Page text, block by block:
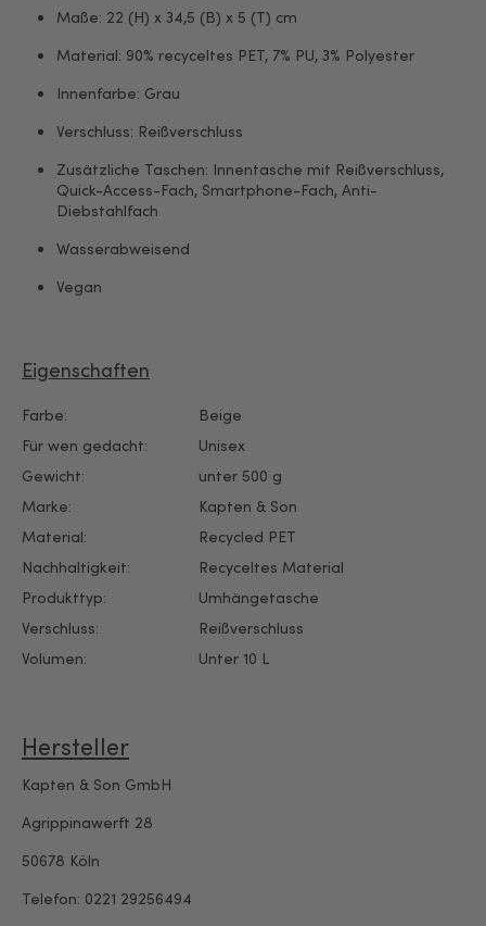
Maße: 22 (H) x 34,5 (B) x 5 (T) cm
Material: 90% recyceltes PET, 7% PU, 3% Polyester
Innenfarbe: Grau
Verschluss: Reißverschluss
Zusätzliche Taschen: Innentasche mit Reißverschluss,
Quick-Access-Fach, Smartphone-Fach, Anti-
Diebstahlfach
Wasserabweisend
Vegan
Eigenschaften
Farbe:
Beige
Für wen gedacht:
Unisex
Gewicht:
unter 500 g
Marke:
Kapten & Son
Material:
Recycled PET
Nachhaltigkeit:
Recyceltes Material
Produkttyp:
Umhängetasche
Verschluss:
Reißverschluss
Volumen:
Unter 10 L
Hersteller
Kapten & Son GmbH
Agrippinawerft 28
50678 Köln
Telefon: 0221 29256494